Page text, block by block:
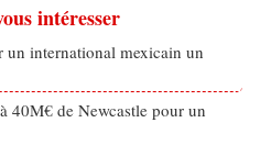
intéresser
international mexicain un
40M€ de Newcastle pour un